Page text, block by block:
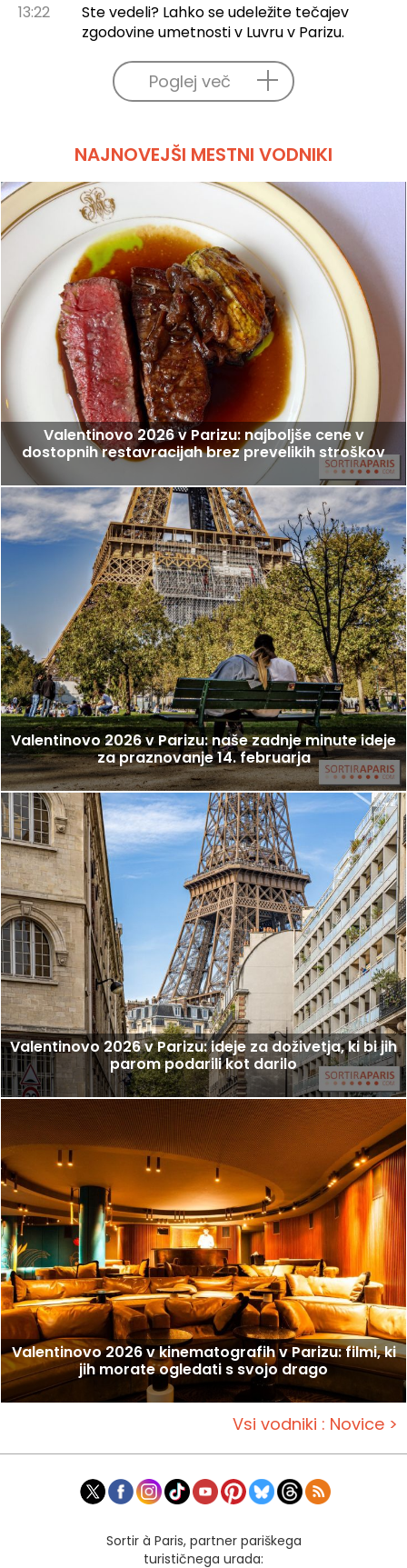
13:22
Ste vedeli? Lahko se udeležite tečajev
zgodovine umetnosti v Luvru v Parizu.
Poglej več
NAJNOVEJŠI MESTNI VODNIKI
Valentinovo 2026 v Parizu: najboljše cene v
dostopnih restavracijah brez prevelikih stroškov
Valentinovo 2026 v Parizu: naše zadnje minute ideje
za praznovanje 14. februarja
Valentinovo 2026 v Parizu: ideje za doživetja, ki bi jih
parom podarili kot darilo
Valentinovo 2026 v kinematografih v Parizu: filmi, ki
jih morate ogledati s svojo drago
Vsi vodniki : Novice >
Sortir à Paris, partner pariškega
turističnega urada: